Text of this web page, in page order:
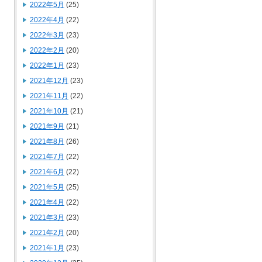
2022年5月 (25)
2022年4月 (22)
2022年3月 (23)
2022年2月 (20)
2022年1月 (23)
2021年12月 (23)
2021年11月 (22)
2021年10月 (21)
2021年9月 (21)
2021年8月 (26)
2021年7月 (22)
2021年6月 (22)
2021年5月 (25)
2021年4月 (22)
2021年3月 (23)
2021年2月 (20)
2021年1月 (23)